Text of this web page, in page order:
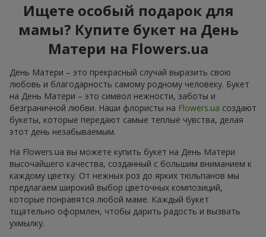
Ищете особый подарок для
мамы? Купите букет на День
Матери на Flowers.ua
День Матери – это прекрасный случай выразить свою
любовь и благодарность самому родному человеку. Букет
на День Матери – это символ нежности, заботы и
безграничной любви. Наши флористы на Flowers.ua создают
букеты, которые передают самые теплые чувства, делая
этот день незабываемым.
На Flowers.ua вы можете купить букет на День Матери
высочайшего качества, созданный с большим вниманием к
каждому цветку. От нежных роз до ярких тюльпанов мы
предлагаем широкий выбор цветочных композиций,
которые понравятся любой маме. Каждый букет
тщательно оформлен, чтобы дарить радость и вызвать
ухмылку.